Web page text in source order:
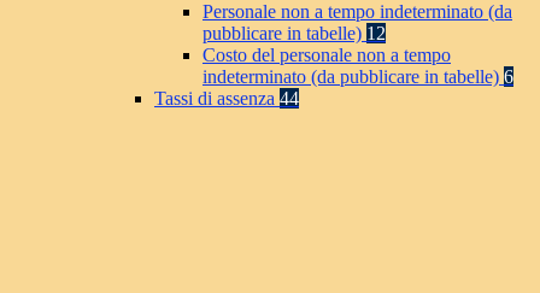
Personale non a tempo indeterminato (da
pubblicare in tabelle) 12
Costo del personale non a tempo
indeterminato (da pubblicare in tabelle) 6
Tassi di assenza 44